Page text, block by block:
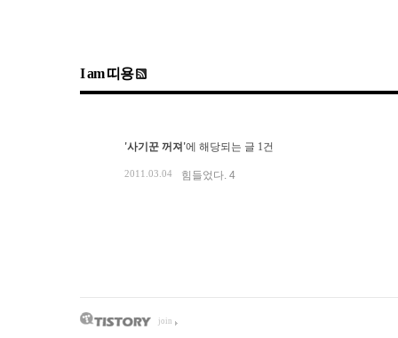
I am 띠용
'사기꾼 꺼져'에 해당되는 글 1건
2011.03.04 힘들었다. 4
join